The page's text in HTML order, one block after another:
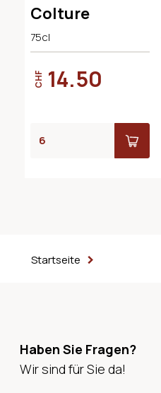
Colture
75cl
CHF 14.50
Startseite
Haben Sie Fragen?
Wir sind für Sie da!